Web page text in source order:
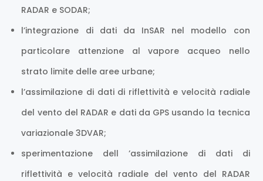
RADAR e SODAR;
l’integrazione di dati da InSAR nel modello con
particolare attenzione al vapore acqueo nello
strato limite delle aree urbane;
l’assimilazione di dati di riflettività e velocità radiale
del vento del RADAR e dati da GPS usando la tecnica
variazionale 3DVAR;
sperimentazione dell ’assimilazione di dati di
riflettività e velocità radiale del vento del RADAR